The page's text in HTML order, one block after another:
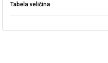
Tabela veličina